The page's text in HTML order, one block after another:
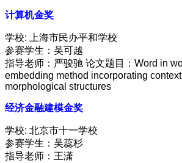
计算机金奖
学校: 上海市民办平和学校
参赛学生：吴可越
指导老师：严骏驰 论文题目：Word in
embedding method incorporating
morphological structures
经济金融建模金奖
学校: 北京市十一学校
参赛学生：吴蕊杉
指导老师：王潇